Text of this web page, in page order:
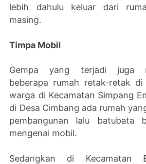
lebih dahulu keluar dari
masing.
Timpa Mobil
Gempa yang terjadi juga
beberapa rumah retak-retak
warga di Kecamatan Simpang
di Desa Cimbang ada rumah
pembangunan lalu batubata
mengenai mobil.
Sedangkan di Kecamatan